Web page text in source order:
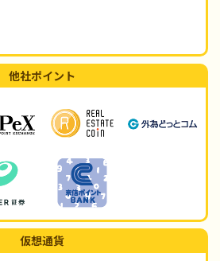
他社ポイント
仮想通貨